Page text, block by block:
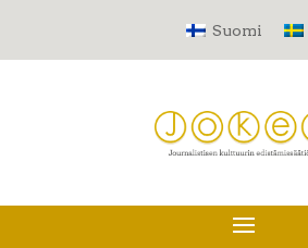
Suomi